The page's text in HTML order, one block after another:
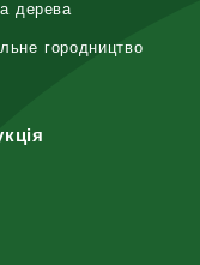
дерева
городництво